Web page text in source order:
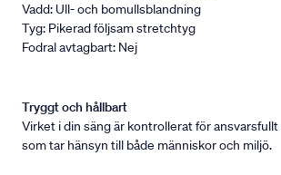
Vadd: Ull- och bomullsblandning
Tyg: Pikerad följsam stretchtyg
Fodral avtagbart: Nej
Tryggt och hållbart
Virket i din säng är kontrollerat för
som tar hänsyn till både människor och miljö.